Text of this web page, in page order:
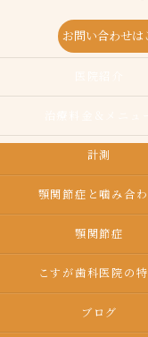
お問い合わせは
計測
顎関節症と噛み合
顎関節症
こすが歯科医院の
ブログ